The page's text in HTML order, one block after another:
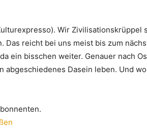
Wir Zivilisationskrüppel
Das reicht bei uns meist bis zum
ein bisschen weiter. Genauer nach
abgeschiedenes Dasein leben. Und